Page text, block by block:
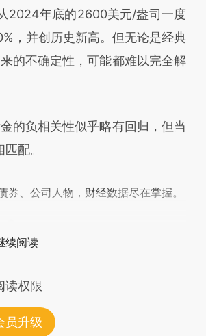
点和立场。推荐点击链接阅读原
年底的2600美元/盎司一度
，并创历史新高。但无论是经典
的不确定性，可能都难以完全解
负相关性似乎略有回归，但当
配。
券、公司人物，财经数据尽在掌握。
续阅读
读权限
员升级